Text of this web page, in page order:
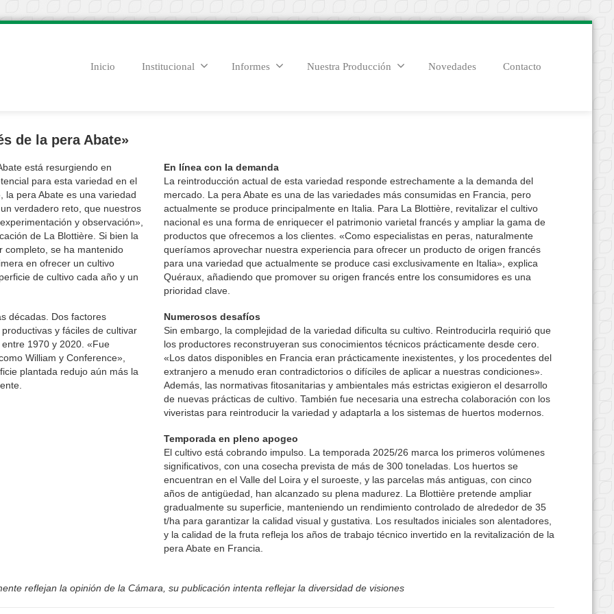
Inicio Institucional Informes Nuestra Producción Novedades Contacto
de la pera Abate»
está resurgiendo en
para esta variedad en el
la pera Abate es una variedad
verdadero reto, que nuestros
y observación»,
de La Blottière. Si bien la
completo, se ha mantenido
en ofrecer un cultivo
de cultivo cada año y un
décadas. Dos factores
y fáciles de cultivar
1970 y 2020. «Fue
William y Conference»,
plantada redujo aún más la
En línea con la demanda
La reintroducción actual de esta variedad responde estrechamente a la demanda del
mercado. La pera Abate es una de las variedades más consumidas en Francia, pero
actualmente se produce principalmente en Italia. Para La Blottière, revitalizar el cultivo
nacional es una forma de enriquecer el patrimonio varietal francés y ampliar la gama de
productos que ofrecemos a los clientes. «Como especialistas en peras, naturalmente
queríamos aprovechar nuestra experiencia para ofrecer un producto de origen francés
para una variedad que actualmente se produce casi exclusivamente en Italia», explica
Quéraux, añadiendo que promover su origen francés entre los consumidores es una
prioridad clave.
Numerosos desafíos
Sin embargo, la complejidad de la variedad dificulta su cultivo. Reintroducirla requirió que
los productores reconstruyeran sus conocimientos técnicos prácticamente desde cero.
«Los datos disponibles en Francia eran prácticamente inexistentes, y los procedentes del
extranjero a menudo eran contradictorios o difíciles de aplicar a nuestras condiciones».
Además, las normativas fitosanitarias y ambientales más estrictas exigieron el desarrollo
de nuevas prácticas de cultivo. También fue necesaria una estrecha colaboración con los
viveristas para reintroducir la variedad y adaptarla a los sistemas de huertos modernos.
Temporada en pleno apogeo
El cultivo está cobrando impulso. La temporada 2025/26 marca los primeros volúmenes
significativos, con una cosecha prevista de más de 300 toneladas. Los huertos se
encuentran en el Valle del Loira y el suroeste, y las parcelas más antiguas, con cinco
años de antigüedad, han alcanzado su plena madurez. La Blottière pretende ampliar
gradualmente su superficie, manteniendo un rendimiento controlado de alrededor de 35
t/ha para garantizar la calidad visual y gustativa. Los resultados iniciales son alentadores,
y la calidad de la fruta refleja los años de trabajo técnico invertido en la revitalización de la
pera Abate en Francia.
reflejan la opinión de la Cámara, su publicación intenta reflejar la diversidad de visiones